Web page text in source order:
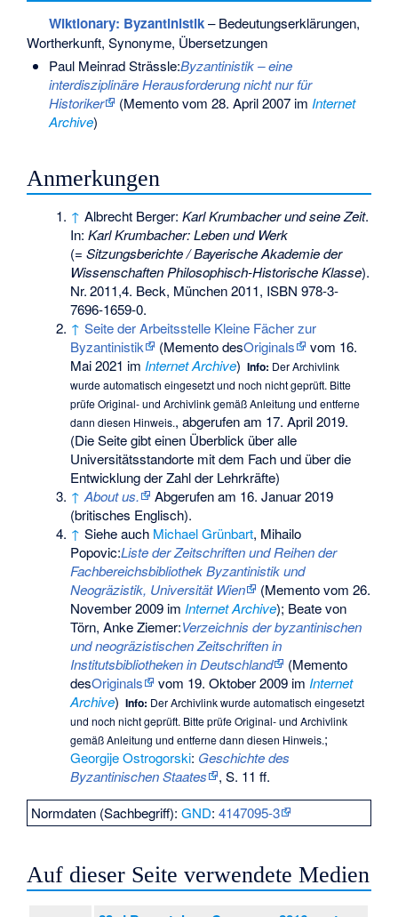
Wiktionary: Byzantinistik– Bedeutungserklärungen,
Wortherkunft, Synonyme, Übersetzungen
Paul Meinrad Strässle:Byzantinistik – eine
interdisziplinäre Herausforderung nicht nur für
Historiker
(Mementovom 28. April 2007 im Internet
Archive)
Anmerkungen
↑ Albrecht Berger:Karl Krumbacher und seine Zeit.
In:Karl Krumbacher: Leben und Werk
(=Sitzungsberichte / Bayerische Akademie der
Wissenschaften Philosophisch-Historische Klasse).
Nr.2011,4. Beck, München 2011, ISBN 978-3-
7696-1659-0.
↑ Seite der Arbeitsstelle Kleine Fächer zur
Byzantinistik
(MementodesOriginals
vom 16.
Mai 2021 imInternet Archive) Info: Der Archivlink
wurde automatisch eingesetzt und noch nicht geprüft. Bitte
prüfe Original- und Archivlink gemäßAnleitung und entferne
dann diesen Hinweis., abgerufen am 17. April 2019.
(Die Seite gibt einen Überblick über alle
Universitätsstandorte mit dem Fach und über die
Entwicklung der Zahl der Lehrkräfte)
↑ About us.
Abgerufen am 16. Januar 2019
(britisches Englisch).
↑ Siehe auch Michael Grünbart, Mihailo
Popovic:Liste der Zeitschriften und Reihen der
Fachbereichsbibliothek Byzantinistik und
Neogräzistik, Universität Wien
(Mementovom 26.
November 2009 imInternet Archive); Beate von
Törn, Anke Ziemer:Verzeichnis der byzantinischen
und neogräzistischen Zeitschriften in
Institutsbibliotheken in Deutschland
(Memento
desOriginals vom 19. Oktober 2009 imInternet
Archive) Info: Der Archivlink wurde automatisch eingesetzt
und noch nicht geprüft. Bitte prüfe Original- und Archivlink
gemäßAnleitung und entferne dann diesen Hinweis.;
Georgije Ostrogorski: Geschichte des
Byzantinischen Staates
, S. 11 ff.
Normdaten (Sachbegriff):GND:4147095-3
Auf dieser Seite verwendete Medien